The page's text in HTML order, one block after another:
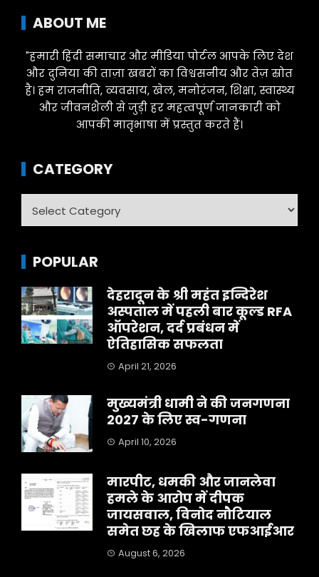
ABOUT ME
"हमारी हिंदी समाचार और मीडिया पोर्टल आपके लिए देश
और दुनिया की ताज़ा खबरों का विश्वसनीय और तेज़ स्रोत
है। हम राजनीति, व्यवसाय, खेल, मनोरंजन, शिक्षा, स्वास्थ्य
और जीवनशैली से जुड़ी हर महत्वपूर्ण जानकारी को
आपकी मातृभाषा में प्रस्तुत करते हैं।
CATEGORY
POPULAR
देहरादून के श्री महंत इन्दिरेश
अस्पताल में पहली बार कूल्ड RFA
ऑपरेशन, दर्द प्रबंधन में
ऐतिहासिक सफलता
April 21, 2026
मुख्यमंत्री धामी ने की जनगणना
2027 के लिए स्व-गणना
April 10, 2026
मारपीट, धमकी और जानलेवा
हमले के आरोप में दीपक
जायसवाल, विनोद नौटियाल
समेत छह के खिलाफ एफआईआर
August 6, 2026